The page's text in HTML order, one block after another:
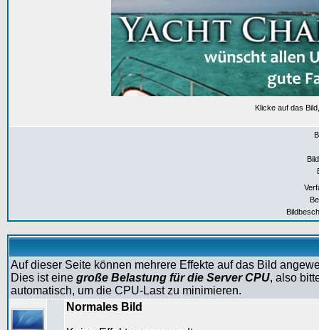
Klicke auf das
Auf dieser Seite können mehrere Effekte auf das Bild
Dies ist eine große Belastung für die Server CPU, also
automatisch, um die CPU-Last zu minimieren.
Normales Bild